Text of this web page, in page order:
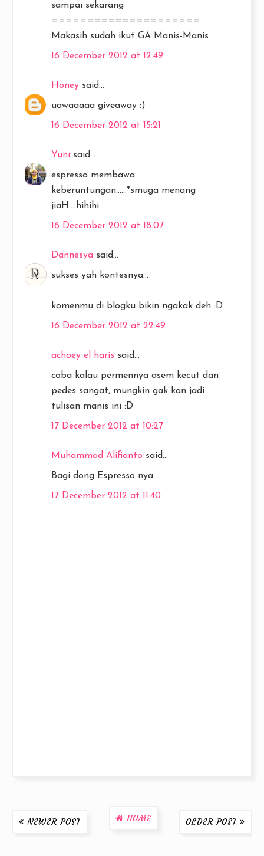
sampai sekarang
=====================
Makasih sudah ikut GA Manis-Manis
16 December 2012 at 12:49
Honey said...
uawaaaaa giveaway :)
16 December 2012 at 15:21
Yuni said...
espresso membawa
keberuntungan......*smuga menang
jiaH....hihihi
16 December 2012 at 18:07
Dannesya said...
sukses yah kontesnya...
komenmu di blogku bikin ngakak deh :D
16 December 2012 at 22:49
achoey el haris said...
coba kalau permennya asem kecut dan
pedes sangat, mungkin gak kan jadi
tulisan manis ini :D
17 December 2012 at 10:27
Muhammad Alifianto said...
Bagi dong Espresso nya...
17 December 2012 at 11:40
NEWER POST OLDER POST
HOME